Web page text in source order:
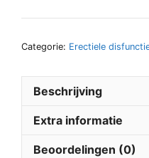
Categorie: Erectiele
Beschrijving
Extra informatie
Beoordelingen (0)